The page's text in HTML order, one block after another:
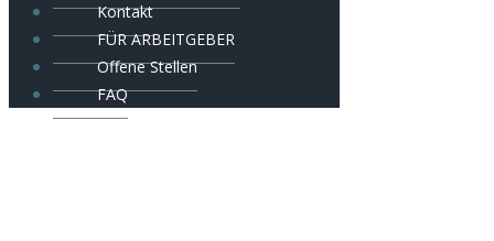
Kontakt
FÜR ARBEITGEBER
Offene Stellen
FAQ